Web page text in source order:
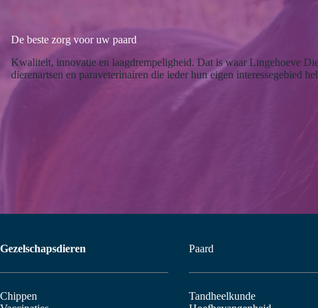
De beste zorg voor uw paard
Kwaliteit, innovatie en laagdrempeligheid. Dat is waar Lingehoeve
dierenartsen en paraveterinairen die ieder hun eigen interessegebied
Gezelschapsdieren
Chippen
Paard
Tandheelkunde